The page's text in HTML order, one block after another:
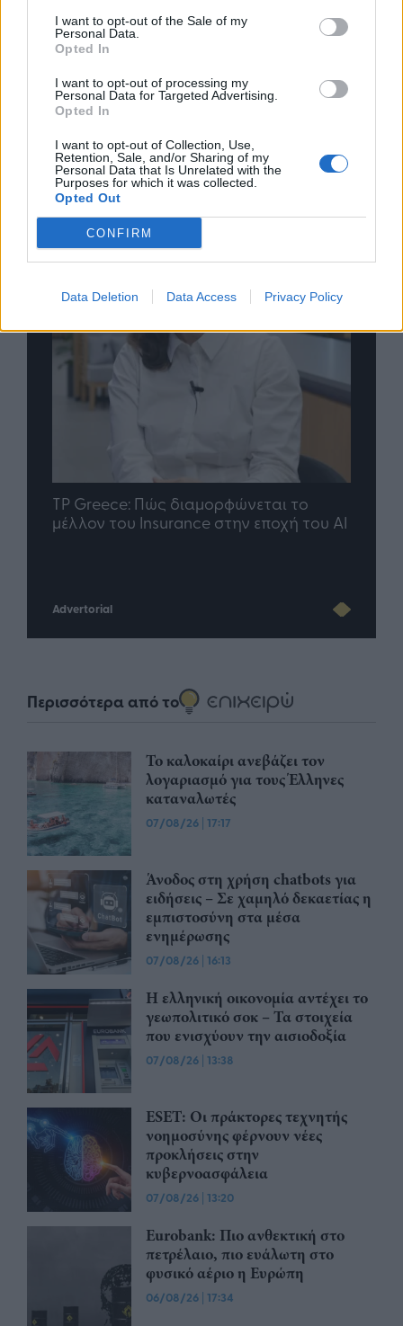
I want to opt-out of the Sale of my
Personal Data.
Opted In
I want to opt-out of processing my
Personal Data for Targeted Advertising.
Opted In
I want to opt-out of Collection, Use,
Retention, Sale, and/or Sharing of my
Personal Data that Is Unrelated with the
Purposes for which it was collected.
Opted Out
CONFIRM
Data Deletion Data Access Privacy Policy
Σχολιάστε
TP Greece: Πώς διαμορφώνεται το
μέλλον του Insurance στην εποχή του AI
Advertorial
Περισσότερα από το
Το καλοκαίρι ανεβάζει τον
λογαριασμό για τους Έλληνες
καταναλωτές
07/08/26 | 17:17
Άνοδος στη χρήση chatbots για
ειδήσεις – Σε χαμηλό δεκαετίας η
εμπιστοσύνη στα μέσα
ενημέρωσης
07/08/26 | 16:13
Η ελληνική οικονομία αντέχει το
γεωπολιτικό σοκ – Τα στοιχεία
που ενισχύουν την αισιοδοξία
07/08/26 | 13:38
ESET: Οι πράκτορες τεχνητής
νοημοσύνης φέρνουν νέες
προκλήσεις στην
κυβερνοασφάλεια
07/08/26 | 13:20
Eurobank: Πιο ανθεκτική στο
πετρέλαιο, πιο ευάλωτη στο
φυσικό αέριο η Ευρώπη
06/08/26 | 17:34